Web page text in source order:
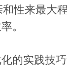
性来最大
。
的实践技